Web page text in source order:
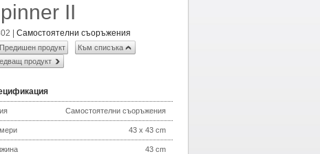
II
Самостоятелни съоръжения
Предишен продукт
Към списъка
продукт
Самостоятелни съоръжения
43 x 43 cm
43 cm